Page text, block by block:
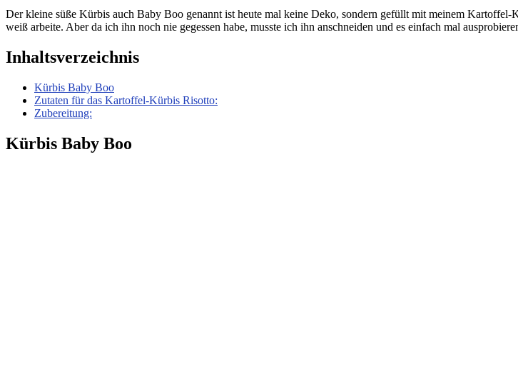
Der kleine süße Kürbis auch Baby Boo genannt ist heute mal keine Deko, sondern gefüllt mit meinem
weiß arbeite. Aber da ich ihn noch nie gegessen habe, musste ich ihn anschneiden und es einfach mal
Inhaltsverzeichnis
Kürbis Baby Boo
Zutaten für das Kartoffel-Kürbis Risotto:
Zubereitung:
Kürbis Baby Boo